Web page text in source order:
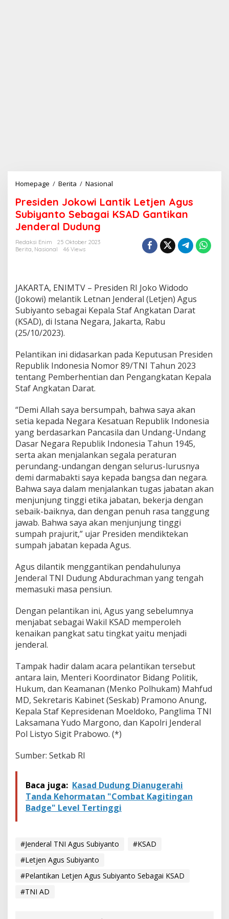
Homepage / Berita / Nasional
e
s
i
o
w
i
L
a
k
L
e
n
A
g
u
s
S
u
b
i
y
n
t
o
S
e
a
g
K
S
A
D
n
i
k
a
n
e
n
l
D
u
d
Presiden Jokowi Lantik Letjen Agus
Subiyanto Sebagai KSAD Gantikan
Jenderal Dudung
Redaksi Enim
25 Oktober 2023
Berita, Nasional 46 Views
JAKARTA, ENIMTV – Presiden RI Joko Widodo
(Jokowi) melantik Letnan Jenderal (Letjen) Agus
Subiyanto sebagai Kepala Staf Angkatan Darat
(KSAD), di Istana Negara, Jakarta, Rabu
(25/10/2023).
Pelantikan ini didasarkan pada Keputusan Presiden
Republik Indonesia Nomor 89/TNI Tahun 2023
tentang Pemberhentian dan Pengangkatan Kepala
Staf Angkatan Darat.
“Demi Allah saya bersumpah, bahwa saya akan
setia kepada Negara Kesatuan Republik Indonesia
yang berdasarkan Pancasila dan Undang-Undang
Dasar Negara Republik Indonesia Tahun 1945,
serta akan menjalankan segala peraturan
perundang-undangan dengan selurus-lurusnya
demi darmabakti saya kepada bangsa dan negara.
Bahwa saya dalam menjalankan tugas jabatan akan
menjunjung tinggi etika jabatan, bekerja dengan
sebaik-baiknya, dan dengan penuh rasa tanggung
jawab. Bahwa saya akan menjunjung tinggi
sumpah prajurit,” ujar Presiden mendiktekan
sumpah jabatan kepada Agus.
Agus dilantik menggantikan pendahulunya
Jenderal TNI Dudung Abdurachman yang tengah
memasuki masa pensiun.
Dengan pelantikan ini, Agus yang sebelumnya
menjabat sebagai Wakil KSAD memperoleh
kenaikan pangkat satu tingkat yaitu menjadi
jenderal.
Tampak hadir dalam acara pelantikan tersebut
antara lain, Menteri Koordinator Bidang Politik,
Hukum, dan Keamanan (Menko Polhukam) Mahfud
MD, Sekretaris Kabinet (Seskab) Pramono Anung,
Kepala Staf Kepresidenan Moeldoko, Panglima TNI
Laksamana Yudo Margono, dan Kapolri Jenderal
Pol Listyo Sigit Prabowo. (*)
Sumber: Setkab RI
Baca juga: Kasad Dudung Dianugerahi
Tanda Kehormatan "Combat Kagitingan
Badge" Level Tertinggi
#Jenderal TNI Agus Subiyanto
#KSAD
#Letjen Agus Subiyanto
#Pelantikan Letjen Agus Subiyanto Sebagai KSAD
#TNI AD